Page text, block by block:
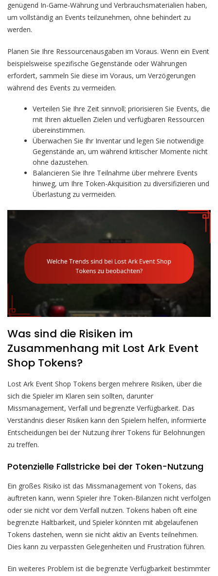
genügend In-Game-Währung und Verbrauchsmaterialien haben,
um vollständig an Events teilzunehmen, ohne behindert zu
werden.
Planen Sie Ihre Ressourcenausgaben im Voraus. Wenn ein Event
beispielsweise spezifische Gegenstände oder Währungen
erfordert, sammeln Sie diese im Voraus, um Verzögerungen
während des Events zu vermeiden.
Verteilen Sie Ihre Zeit sinnvoll; priorisieren Sie Events, die
mit Ihren aktuellen Zielen und verfügbaren Ressourcen
übereinstimmen.
Überwachen Sie Ihr Inventar und legen Sie notwendige
Gegenstände an, um während kritischer Momente nicht
ohne dazustehen.
Balancieren Sie Ihre Teilnahme über mehrere Events
hinweg, um Ihre Token-Akquisition zu diversifizieren und
Überlastung zu vermeiden.
Was sind die Risiken im
Zusammenhang mit Lost Ark Event
Shop Tokens?
Lost Ark Event Shop Tokens bergen mehrere Risiken, über die
sich die Spieler im Klaren sein sollten, darunter
Missmanagement, Verfall und begrenzte Verfügbarkeit. Das
Verständnis dieser Risiken kann den Spielern helfen, informierte
Entscheidungen bei der Nutzung ihrer Tokens für Belohnungen
zu treffen.
Potenzielle Fallstricke bei der Token-Nutzung
Ein großes Risiko ist das Missmanagement von Tokens, das
auftreten kann, wenn Spieler ihre Token-Bilanzen nicht verfolgen
oder sie nicht vor dem Verfall nutzen. Tokens haben oft eine
begrenzte Haltbarkeit, und Spieler könnten mit abgelaufenen
Tokens dastehen, wenn sie nicht aktiv an Events teilnehmen.
Dies kann zu verpassten Gelegenheiten und Frustration führen.
Ein weiteres Problem ist die begrenzte Verfügbarkeit bestimmter